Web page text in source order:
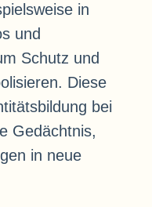
in
und
Schutz und
Diese
bei
Gedächtnis,
in neue